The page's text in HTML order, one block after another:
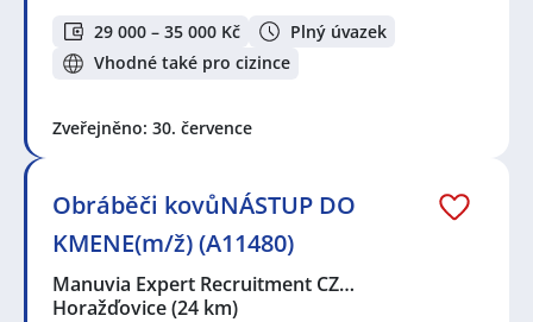
29 000 – 35 000 Kč
Plný úvazek
Vhodné také pro cizince
Zveřejněno: 30. července
Obráběči kovůNÁSTUP DO
KMENE(m/ž) (A11480)
Manuvia Expert Recruitment CZ…
Horažďovice(24 km)